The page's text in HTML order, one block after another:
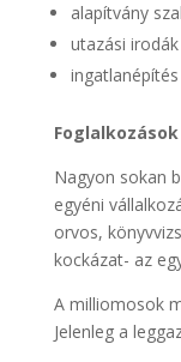
alapítvány
utazási
Nagyon sokan
egyéni
orvos,
kockázat- az
A milliomosok
Jelenleg a